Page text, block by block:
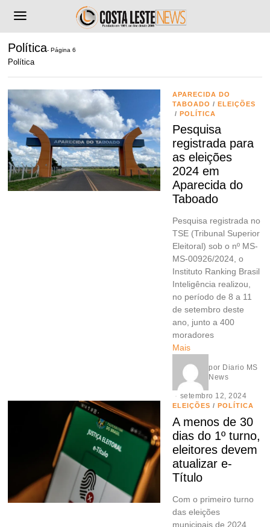
Política- Página 6
Política
APARECIDA DO
TABOADO / ELEIÇÕES
/ POLÍTICA
Pesquisa
registrada para
as eleições
2024 em
Aparecida do
Taboado
Pesquisa registrada no
TSE (Tribunal Superior
Eleitoral) sob o nº MS-
MS-00926/2024, o
Instituto Ranking Brasil
Inteligência realizou,
no período de 8 a 11
de setembro deste
ano, junto a 400
moradores
Mais
por Diario MS
News
setembro 12, 2024
ELEIÇÕES / POLÍTICA
A menos de 30
dias do 1º turno,
eleitores devem
atualizar e-
Título
Com o primeiro turno
das eleições
municipais de 2024